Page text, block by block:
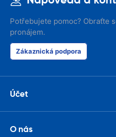
Potřebujete pomoc? Obraťte
pronájem.
Zákaznická podpora
Účet
O nás